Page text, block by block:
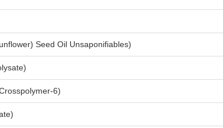
Seed Oil Unsaponifiables)
6)